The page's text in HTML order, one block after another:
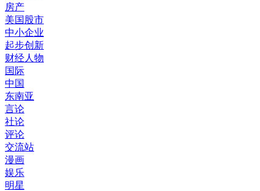
房产
美国股市
中小企业
起步创新
财经人物
国际
中国
东南亚
言论
社论
评论
交流站
漫画
娱乐
明星